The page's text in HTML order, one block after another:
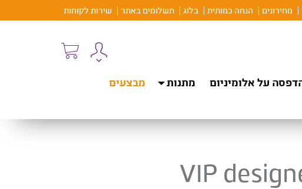
מחירונים הנחה כמותית בלוג תשלומים באתר שירות לקוחות
על אלומיניום מתנות
מבצעים
VIP